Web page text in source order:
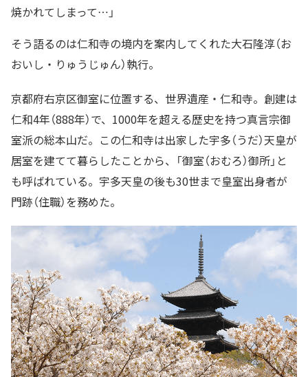
焼かれてしまって…」
そう語るのは仁和寺の境内を案内してくれた大石隆淳（お
おいし・りゅうじゅん）執行。
京都府右京区御室に位置する、世界遺産・仁和寺。創建は
仁和4年（888年）で、1000年を超える歴史を持つ真言宗御
室派の総本山だ。この仁和寺は出家した宇多（うだ）天皇が
居室を建てて暮らしたことから、「御室（おむろ）御所」と
も呼ばれている。宇多天皇の後も30世まで皇室出身者が
門跡（住職）を務めた。